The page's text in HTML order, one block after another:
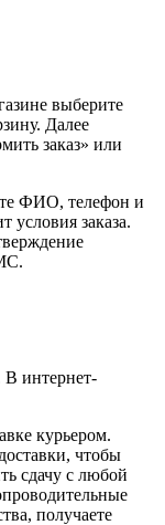
выберите
Далее
заказ» или
ФИО, телефон и
условия заказа.
интернет-
курьером.
чтобы
сдачу с любой
получаете